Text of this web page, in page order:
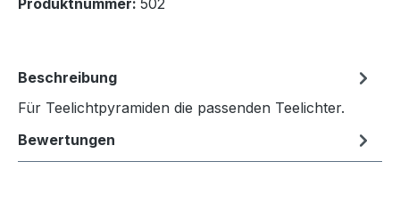
Beschreibung
Für Teelichtpyramiden die passenden Teelichter.
Bewertungen